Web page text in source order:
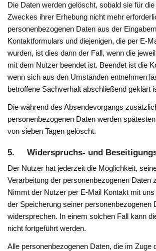
Die Daten werden gelöscht, sobald sie für
Zweckes ihrer Erhebung nicht mehr
personenbezogenen Daten aus der
Kontaktformulars und diejenigen, die per E-
wurden, ist dies dann der Fall, wenn die
mit dem Nutzer beendet ist. Beendet ist die
wenn sich aus den Umständen entnehmen
betroffene Sachverhalt abschließend geklärt
Die während des Absendevorgangs
personenbezogenen Daten werden
von sieben Tagen gelöscht.
5. Widerspruchs- und
Der Nutzer hat jederzeit die Möglichkeit,
Verarbeitung der personenbezogenen Daten
Nimmt der Nutzer per E-Mail Kontakt mit
der Speicherung seiner personenbezogenen
widersprechen. In einem solchen Fall kann
nicht fortgeführt werden.
Alle personenbezogenen Daten, die im Zuge